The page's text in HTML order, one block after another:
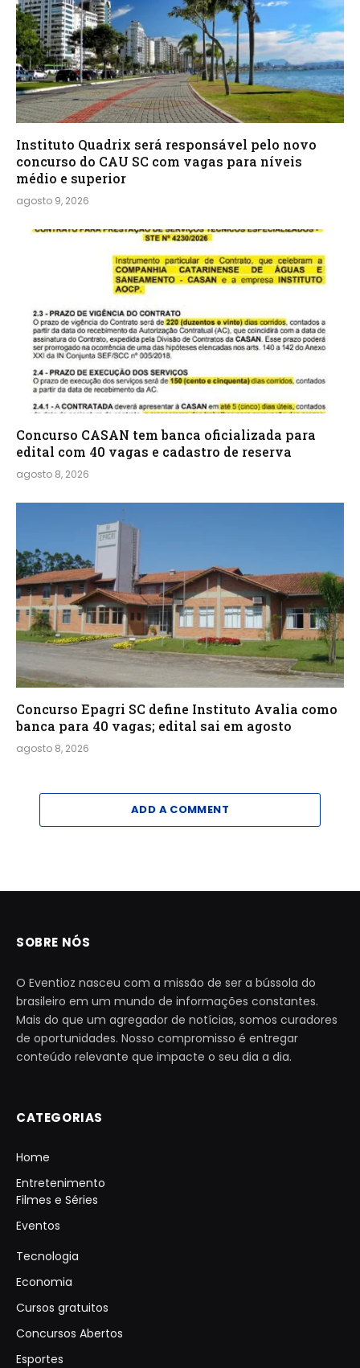
Instituto Quadrix será responsável pelo novo
concurso do CAU SC com vagas para níveis
médio e superior
agosto 9, 2026
Concurso CASAN tem banca oficializada para
edital com 40 vagas e cadastro de reserva
agosto 8, 2026
Concurso Epagri SC define Instituto Avalia como
banca para 40 vagas; edital sai em agosto
agosto 8, 2026
ADD A COMMENT
SOBRE NÓS
O Eventioz nasceu com a missão de ser a bússola do
brasileiro em um mundo de informações constantes.
Mais do que um agregador de notícias, somos curadores
de oportunidades. Nosso compromisso é entregar
conteúdo relevante que impacte o seu dia a dia.
CATEGORIAS
Home
Entretenimento
Filmes e Séries
Eventos
Tecnologia
Economia
Cursos gratuitos
Concursos Abertos
Esportes